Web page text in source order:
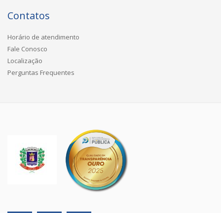
Contatos
Horário de atendimento
Fale Conosco
Localização
Perguntas Frequentes